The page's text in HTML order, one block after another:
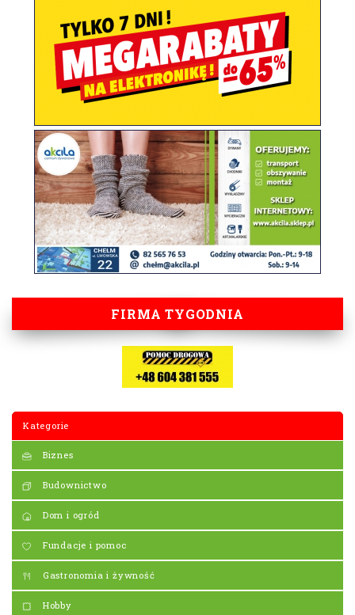
FIRMA TYGODNIA
Kategorie
Biznes
Budownictwo
Dom i ogród
Fundacje i pomoc
Gastronomia i żywność
Hobby